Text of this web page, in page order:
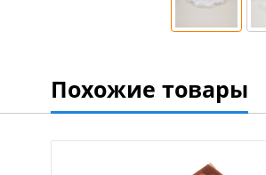
Похожие товары